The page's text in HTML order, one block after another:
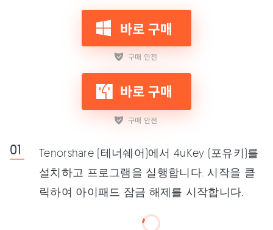
Tenorshare (테너쉐어)에서 4uKey (포유키)를
설치하고 프로그램을 실행합니다. 시작을 클
릭하여 아이패드 잠금 해제를 시작합니다.